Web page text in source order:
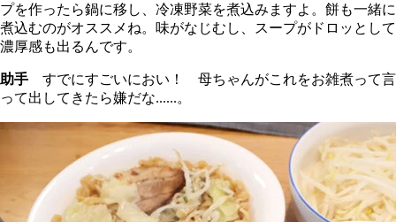
プを作ったら鍋に移し、冷凍野菜を煮込みますよ。餅も一緒に
煮込むのがオススメね。味がなじむし、スープがドロッとして
濃厚感も出るんです。
助手 すでにすごいにおい！ 母ちゃんがこれをお雑煮って言
って出してきたら嫌だな......。